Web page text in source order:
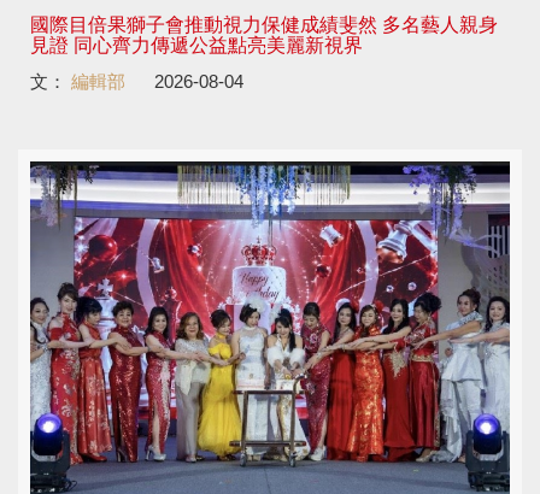
國際目倍果獅子會推動視力保健成績斐然 多名藝人親身
見證 同心齊力傳遞公益點亮美麗新視界
文： 編輯部 2026-08-04